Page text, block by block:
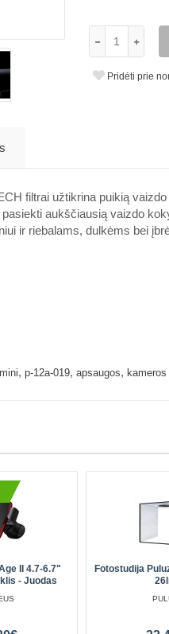
Pridėti prie
filtrai užtikrina puikią
aukščiausią vaizdo
ir riebalams, dulkėms bei
mini, p-12a-019, apsaugos, kameros
II 4.7-6.7"
- Juodas
Fotostudija